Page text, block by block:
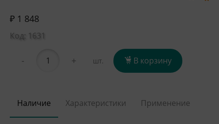
₽ 1 848
Код: 1631
- + шт. В корзину
Наличие Характеристики Применение